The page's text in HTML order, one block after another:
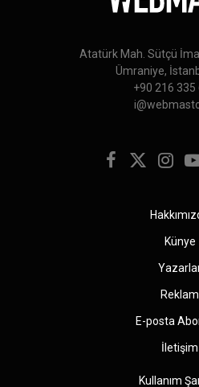
Atatürk Mah. Sütçü
Ümraniye,
+90 216 335
Facebook
X
Künye
Reklam
E-posta
İletişim
Kullanım